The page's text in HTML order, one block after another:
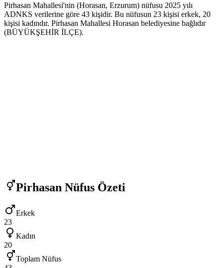
Pirhasan Mahallesi'nin (Horasan, Erzurum) nüfusu 2025 yılı
ADNKS verilerine göre 43 kişidir. Bu nüfusun 23 kişisi erkek, 20
kişisi kadındır. Pirhasan Mahallesi Horasan belediyesine bağlıdır
(BÜYÜKŞEHİR İLÇE).
Pirhasan Nüfus Özeti
Erkek
23
Kadın
20
Toplam Nüfus